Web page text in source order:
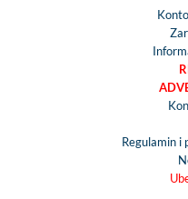
Regulamin i